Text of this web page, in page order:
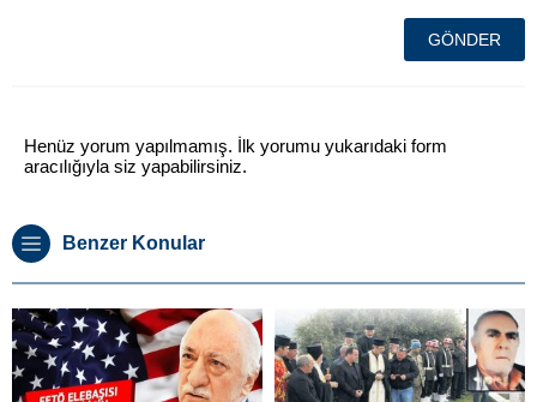
Henüz yorum yapılmamış. İlk yorumu yukarıdaki form
aracılığıyla siz yapabilirsiniz.
Benzer Konular